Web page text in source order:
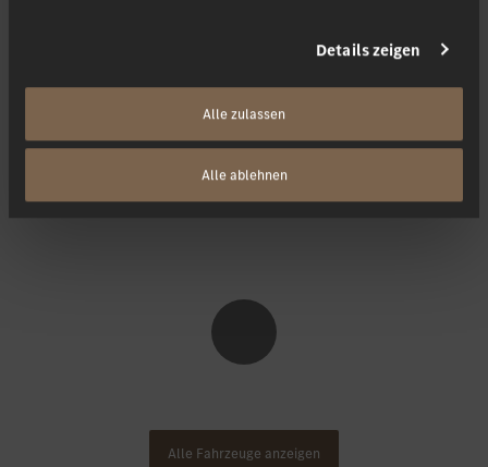
Details zeigen
Alle zulassen
Alle ablehnen
Bestand. Wir bieten Ihnen unsere sofort verfügbaren Neuwagen zu
Top-Konditionen an.
Alle Fahrzeuge anzeigen